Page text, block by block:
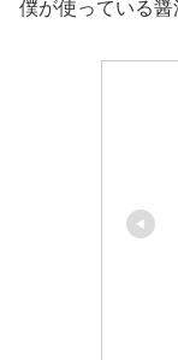
僕が使っている醤